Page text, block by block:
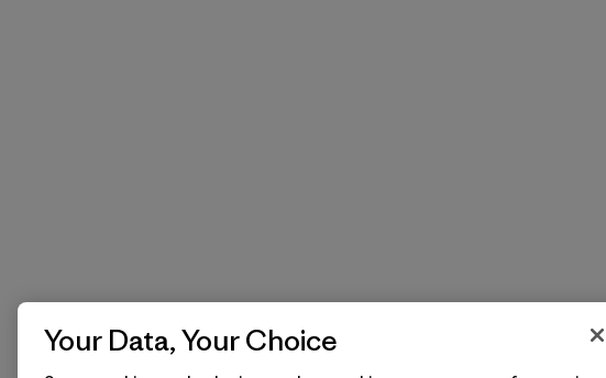
Your Data, Your Choice